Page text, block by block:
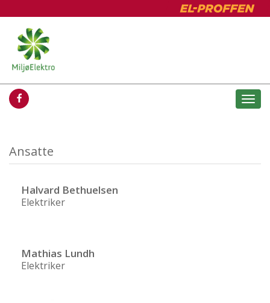
Ansatte
Halvard Bethuelsen
Elektriker
Mathias Lundh
Elektriker